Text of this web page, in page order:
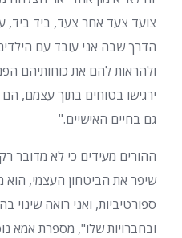
צועד צעד אחר צעד, ביד ביד,
הדרך שבה אני עובד עם
ולהראות להם את כוחותיהם
ירגישו בטוחים בתוך עצמם,
גם בחיים האישיים."
ההורים מעידים כי לא מדובר
שיפר את הביטחון העצמי, הוא
ספורטיביות, ואני רואה שינוי
ובחברויות שלו", מספרת אמא